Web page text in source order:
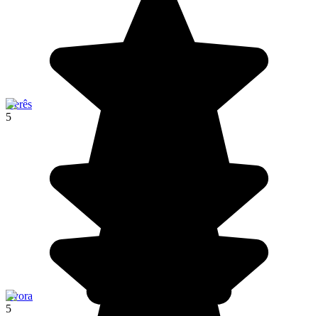
Gerês
5
Evora
5